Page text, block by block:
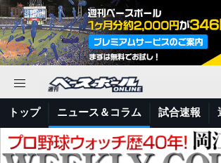
トップ ニュース＆コラム 試合速報